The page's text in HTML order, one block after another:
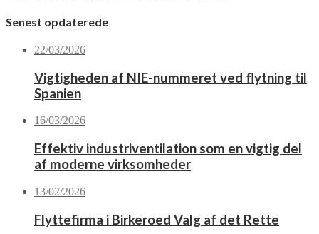
Senest opdaterede
22/03/2026
Vigtigheden af NIE-nummeret ved flytning til
Spanien
16/03/2026
Effektiv industriventilation som en vigtig del
af moderne virksomheder
13/02/2026
Flyttefirma i Birkeroed Valg af det Rette